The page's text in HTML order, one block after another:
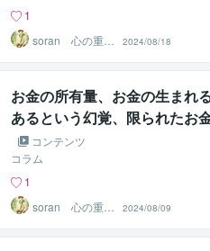
1
soran 心の重荷
を下ろせるヒー
リング
2024/08/18
お金の所有量、お金の生まれ
あるという幻覚、限られたお
しないといけない幻術が解け
ーリング
コンテンツ
コラム
1
soran 心の重荷
を下ろせるヒー
リング
2024/08/09